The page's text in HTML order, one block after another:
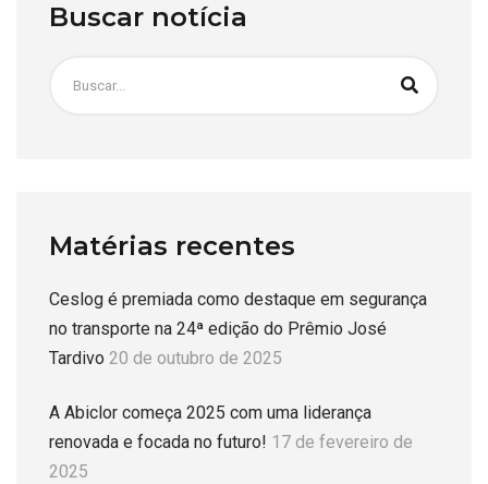
Buscar notícia
Matérias recentes
Ceslog é premiada como destaque em segurança
no transporte na 24ª edição do Prêmio José
Tardivo 20 de outubro de 2025
A Abiclor começa 2025 com uma liderança
renovada e focada no futuro! 17 de fevereiro de
2025